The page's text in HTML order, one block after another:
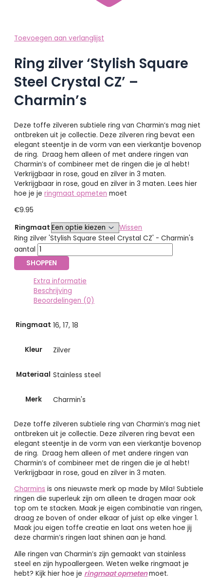
Toevoegen aan verlanglijst
Ring zilver ‘Stylish Square
Steel Crystal CZ’ –
Charmin’s
Deze toffe zilveren subtiele ring van Charmin’s mag niet
ontbreken uit je collectie. Deze zilveren ring bevat een
elegant steentje in de vorm van een vierkantje bovenop
de ring. Draag hem alleen of met andere ringen van
Charmin’s of combineer met de ringen die je al hebt!
Verkrijgbaar in rose, goud en zilver in 3 maten.
Verkrijgbaar in rose, goud en zilver in 3 maten. Lees hier
hoe je jeringmaat opmeten moet
€9.95
Ringmaat
Wissen
Ring zilver 'Stylish Square Steel Crystal CZ' - Charmin's
aantal
SHOPPEN
Extra informatie
Beschrijving
Beoordelingen (0)
Ringmaat 16, 17, 18
Kleur Zilver
Materiaal Stainless steel
Merk Charmin's
Deze toffe zilveren subtiele ring van Charmin’s mag niet
ontbreken uit je collectie. Deze zilveren ring bevat een
elegant steentje in de vorm van een vierkantje bovenop
de ring. Draag hem alleen of met andere ringen van
Charmin’s of combineer met de ringen die je al hebt!
Verkrijgbaar in rose, goud en zilver in 3 maten.
Charmins is ons nieuwste merk op made by Mila! Subtiele
ringen die superleuk zijn om alleen te dragen maar ook
top om te stacken. Maak je eigen combinatie van ringen,
draag ze boven of onder elkaar of juist op elke vinger 1.
Maak jou eigen toffe creatie en laat ons weten hoe jij
deze charmin’s ringen laat shinen aan je hand.
Alle ringen van Charmin’s zijn gemaakt van stainless
steel en zijn hypoallergeen. Weten welke ringmaat je
hebt? Kijk hier hoe je ringmaat opmetenmoet.